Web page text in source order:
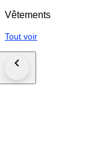
Vêtements
Tout voir